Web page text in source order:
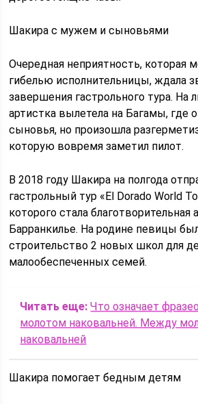
Шакира с мужем и сыновьями
Очередная неприятность, которая
гибелью исполнительницы, ждала
завершения гастрольного тура. На
артистка вылетела на Багамы, где
сыновья, но произошла
которую вовремя заметил пилот.
В 2018 году Шакира на полгода
гастрольный тур «El Dorado World
которого стала благотворительная
Барранкилье. На родине певицы
строительство 2 новых школ для
малообеспеченных семей.
Читать еще: Что означает
молотом наковальней. Между
наковальней
Шакира помогает бедным детям